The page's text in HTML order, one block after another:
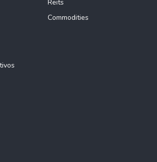
Reits
Commodities